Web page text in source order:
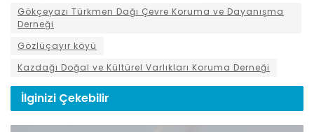
Gökçeyazı Türkmen Dağı Çevre Koruma ve Dayanışma
Derneği
Gözlüçayır köyü
Kazdağı Doğal ve Kültürel Varlıkları Koruma Derneği
İlginizi Çekebilir